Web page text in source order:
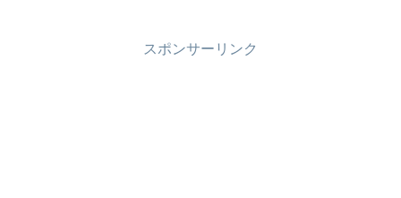
スポンサーリンク